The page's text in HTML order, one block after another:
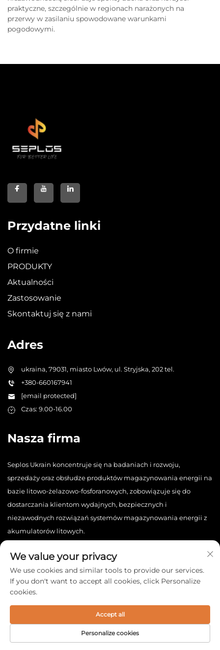
praktyczne, szczególnie w regionach narażonych na
przerwy w zasilaniu spowodowane warunkami
pogodowymi.
Przydatne linki
O firmie
PRODUKTY
Aktualności
Zastosowanie
Skontaktuj się z nami
Adres
ukraina, 79031, miasto Lwów, ul. Stryjska, 202 tel.
+380-660167941
[email protected]
Czas: 9.00-16.00
Nasza firma
Seplos Ukrain koncentruje się na badaniach i rozwoju,
sprzedaży oraz obsłudze produktów magazynowania energii na
bazie litowo-żelazowo-fosforanowych, zobowiązuje się do
dostarczania klientom wydajnych, bezpiecznych i
niezawodnych rozwiązań systemów magazynowania energii z
akumulatorów litowych.
Copyright © 2025 China Seplos Ukrain Technology Co., Ltd.
Wszelkie prawa zastrzeżone. -
We value your privacy
We use cookies and similar tools to provide our services.
If you don't want to accept all cookies, click Personalize
cookies.
Personalize cookies
Accept all